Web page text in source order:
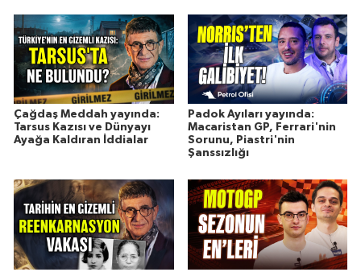
Çağdaş Meddah yayında:
Tarsus Kazısı ve Dünyayı
Ayağa Kaldıran İddialar
Padok Ayıları yayında:
Macaristan GP, Ferrari'nin
Sorunu, Piastri'nin
Şanssızlığı